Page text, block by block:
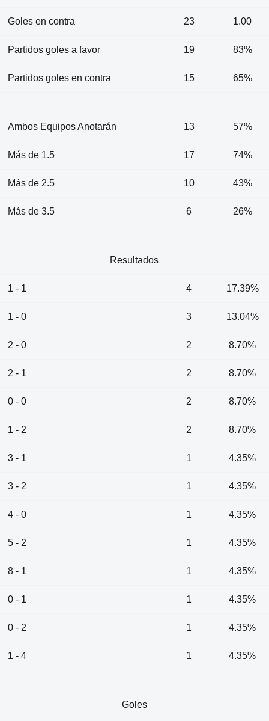
Goles en contra 23 1.00
Partidos goles a favor 19 83%
Partidos goles en contra 15 65%
Ambos Equipos Anotarán 13 57%
Más de 1.5 17 74%
Más de 2.5 10 43%
Más de 3.5 6 26%
Resultados
1 - 1 4 17.39%
1 - 0 3 13.04%
2 - 0 2 8.70%
2 - 1 2 8.70%
0 - 0 2 8.70%
1 - 2 2 8.70%
3 - 1 1 4.35%
3 - 2 1 4.35%
4 - 0 1 4.35%
5 - 2 1 4.35%
8 - 1 1 4.35%
0 - 1 1 4.35%
0 - 2 1 4.35%
1 - 4 1 4.35%
Goles